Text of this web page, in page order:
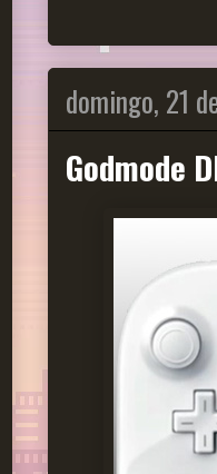
domingo, 21
Godmode